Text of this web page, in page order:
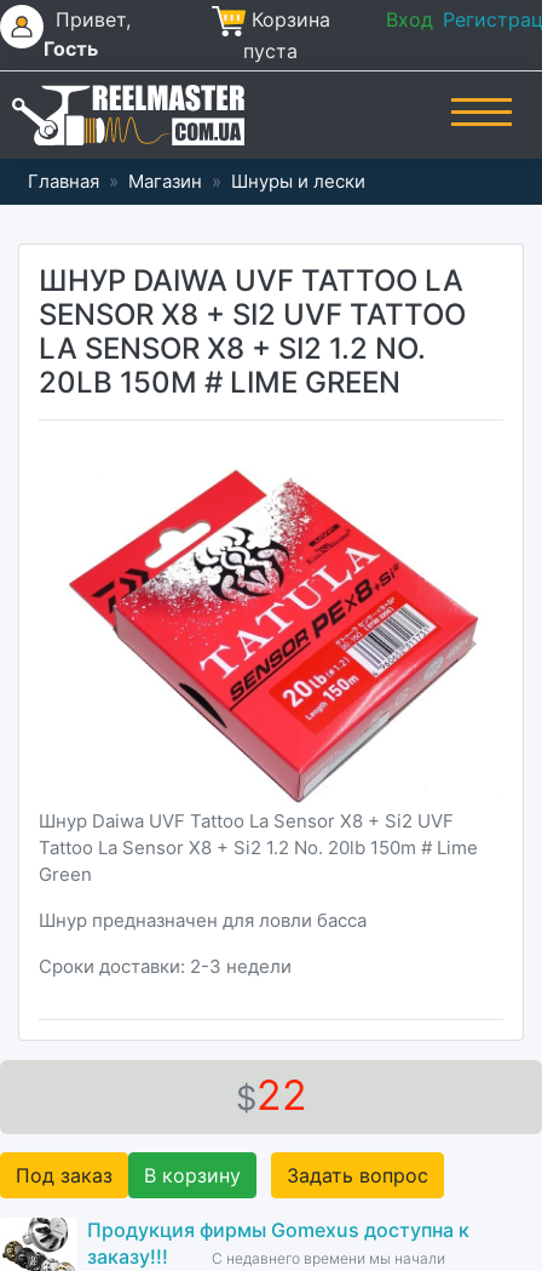
Привет,
Гость
Корзина
пуста
Вход
Главная » Магазин » Шнуры и лески
$22
Под заказ В корзину Задать вопрос
Продукция фирмы Gomexus доступна к
заказу!!!
С недавнего времени мы начали
ШНУР DAIWA UVF TATTOO LA
SENSOR X8 + SI2 UVF TATTOO
LA SENSOR X8 + SI2 1.2 NO.
20LB 150M # LIME GREEN
Шнур Daiwa UVF Tattoo La Sensor X8 + Si2 UVF
Tattoo La Sensor X8 + Si2 1.2 No. 20lb 150m # Lime
Green
Шнур предназначен для ловли басса
Сроки доставки: 2-3 недели